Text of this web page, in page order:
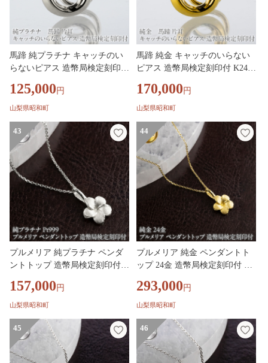
馬蹄 純プラチナ キャッチのい
らないピアス 造幣局検定刻印付
プラチナ キャッチナッシャー 2
60513204pt999u SWAA381-b
125,000 円
山梨県昭和町
馬蹄 純金 キャッチのいらない
ピアス 造幣局検定刻印付 K24
アス キャッチナッシャー 26051
3204k24u SWAA381-a
170,000 円
山梨県昭和町
43
プルメリア 純プラチナ ペンダ
ントトップ 造幣局検定刻印付 p
ュエリー ネックレス 170830102
pt999 SWAA380-b
157,000 円
山梨県昭和町
44
プルメリア 純金 ペンダントト
ップ 24金 造幣局検定刻印付 レ
K24 ゴールド ネックレス 17083
0102 SWAA380-a
293,000 円
山梨県昭和町
45 46